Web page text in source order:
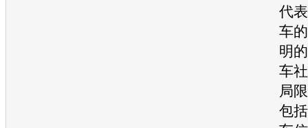
代
车
明
车
局
包括